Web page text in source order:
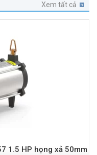
Xem tất cả
1.5 HP họng xả 50mm